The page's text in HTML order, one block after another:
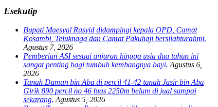
Esekutip
Bupati Maesyal Rasyid didampingi kepala OPD, Camat
Kosambi, Teluknaga dan Camat Pakuhaji bersilahturahmi.
Agustus 7, 2026
Pemberian ASI sesuai anjuran hingga usia dua tahun ini
sangat penting bagi tumbuh kembangnya bayi. Agustus 6,
2026
Tanah Daman bin Aba di percil 41-42 tanah Jasir bin Aba
Girik 890 percil no 46 luas 2250m belum di jual sampai
sekarang. Agustus 5, 2026